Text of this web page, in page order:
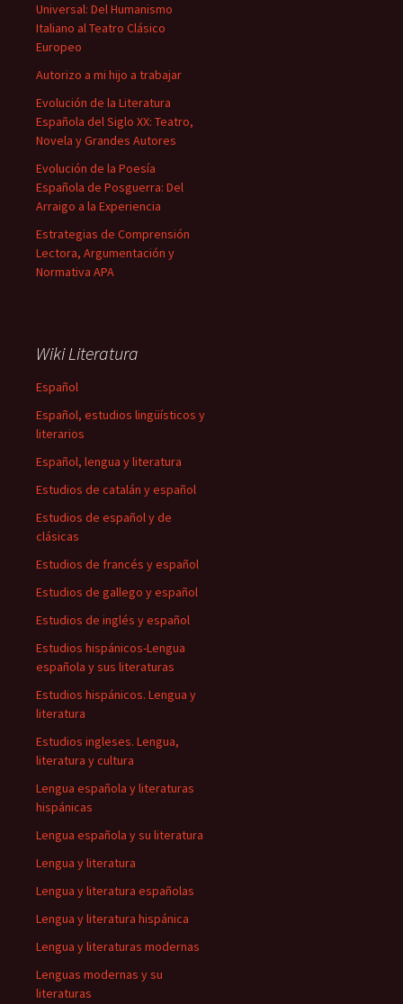
Universal: Del Humanismo
Italiano al Teatro Clásico
Europeo
Autorizo a mi hijo a trabajar
Evolución de la Literatura
Española del Siglo XX: Teatro,
Novela y Grandes Autores
Evolución de la Poesía
Española de Posguerra: Del
Arraigo a la Experiencia
Estrategias de Comprensión
Lectora, Argumentación y
Normativa APA
Wiki Literatura
Español
Español, estudios lingüísticos y
literarios
Español, lengua y literatura
Estudios de catalán y español
Estudios de español y de
clásicas
Estudios de francés y español
Estudios de gallego y español
Estudios de inglés y español
Estudios hispánicos-Lengua
española y sus literaturas
Estudios hispánicos. Lengua y
literatura
Estudios ingleses. Lengua,
literatura y cultura
Lengua española y literaturas
hispánicas
Lengua española y su literatura
Lengua y literatura
Lengua y literatura españolas
Lengua y literatura hispánica
Lengua y literaturas modernas
Lenguas modernas y su
literaturas